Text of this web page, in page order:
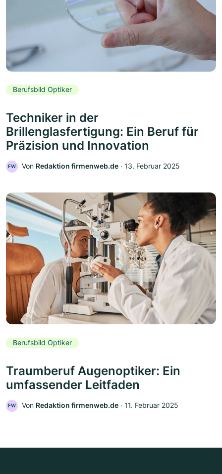
Berufsbild Optiker
Techniker in der
Brillenglasfertigung: Ein Beruf für
Präzision und Innovation
FW Von Redaktion firmenweb.de ‧ 13. Februar 2025
Berufsbild Optiker
Traumberuf Augenoptiker: Ein
umfassender Leitfaden
FW Von Redaktion firmenweb.de ‧ 11. Februar 2025